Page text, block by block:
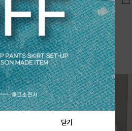
블룸 하이넥 니트집업
Sold Out
free(44~66)
★★★★★4.9
닫기